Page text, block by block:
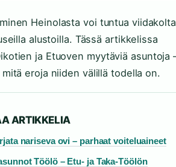
Heinolasta voi tuntua
alustoilla. Tässä artikkelissa
ja Etuoven myytäviä asuntoja
eroja niiden välillä todella on.
ARTIKKELIA
nariseva ovi – parhaat voiteluaineet
Töölö – Etu- ja Taka-Töölön